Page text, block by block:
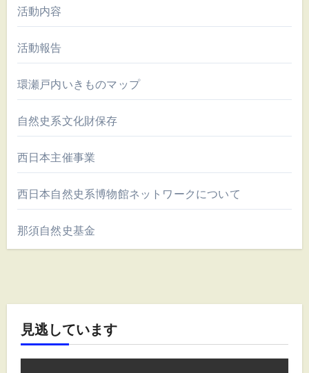
活動内容
活動報告
環瀬戸内いきものマップ
自然史系文化財保存
西日本主催事業
西日本自然史系博物館ネットワークについて
那須自然史基金
見逃しています